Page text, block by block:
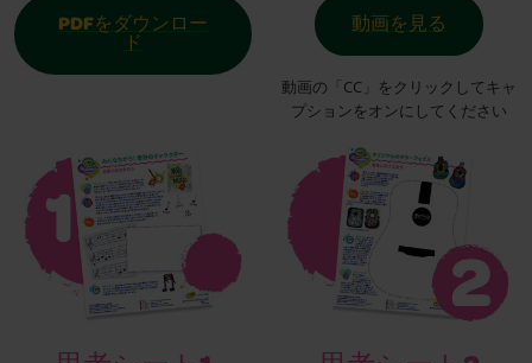
PDFをダウンロー
ド
動画を見る
動画の「CC」をクリックしてキャ
プションをオンにしてください